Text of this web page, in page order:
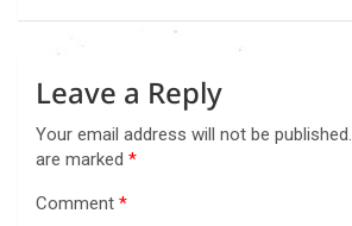
Leave a Reply
Your email address will not be published.
are marked *
Comment *